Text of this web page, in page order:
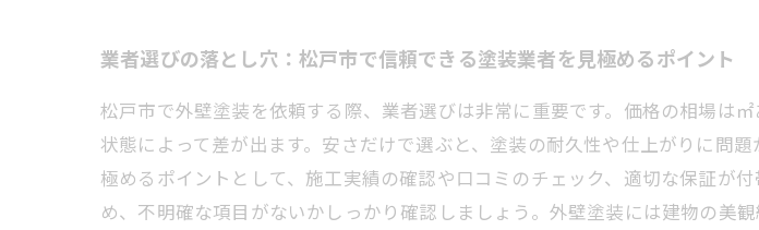
業者選びの落とし穴：松戸市で信頼できる塗装業者を見極めるポイント
松戸市で外壁塗装を依頼する際、業者選びは非常に重要です。価格の相場は
状態によって差が出ます。安さだけで選ぶと、塗装の耐久性や仕上がりに問
極めるポイントとして、施工実績の確認や口コミのチェック、適切な保証が
め、不明確な項目がないかしっかり確認しましょう。外壁塗装には建物の美